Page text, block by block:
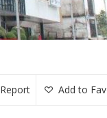
Add to
Report